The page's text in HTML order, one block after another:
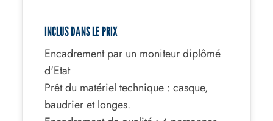
INCLUS DANS LE PRIX
Encadrement par un moniteur diplômé
d'Etat
Prêt du matériel technique : casque,
baudrier et longes.